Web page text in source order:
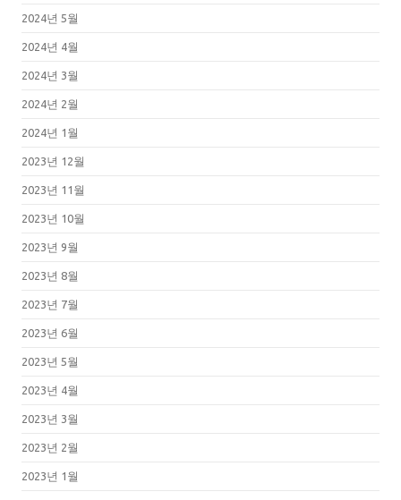
2024년 5월
2024년 4월
2024년 3월
2024년 2월
2024년 1월
2023년 12월
2023년 11월
2023년 10월
2023년 9월
2023년 8월
2023년 7월
2023년 6월
2023년 5월
2023년 4월
2023년 3월
2023년 2월
2023년 1월